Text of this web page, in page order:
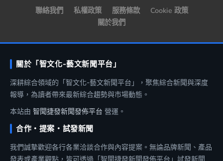
聯絡我們 私權政策 服務條款
Cookie 政策
關於我們
關於「智文化-藝文新聞平台」
深耕綜合領域的「智文化-藝文新聞平台」，聚焦綜合新聞與深度
報導，為讀者帶來最新綜合趨勢與市場動態。
本站由 智聞捷發新聞發佈平台 營運。
合作・提案・試發新聞
我們誠摯歡迎各行各業洽談合作與內容提案。無論品牌新聞、產品
發表或產業觀點，皆可透過「智聞捷發新聞發佈平台」試發新聞